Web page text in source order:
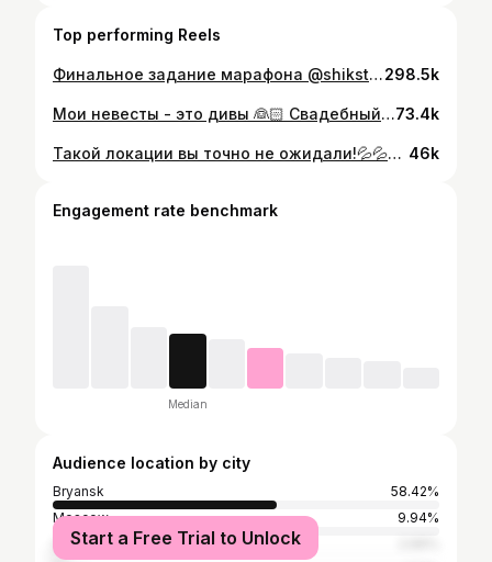
Top performing Reels
Финальное задание марафона @shikstudio 🤍 ОСТОРОЖНО, на видео лимитированный спаркл @shikcosmetics . ✨ Он сразу влюбит вас в себя и заставит купить. Роскошное сияние! Как искры от снега в -20.❄️✨🤣 Универсальный и незаменимый продукт в кейсе любой девушки!Используем не только на глазах, но и в качестве хайлайтера. (Я нанесла и на губы 🤫) Прическа @tata_hairstyle @_kristina_med ❤️ Спасибо моим девочкам за колоссальную поддержку, ваш труд и помощь! Лучшая команда. #shik_marafon298.5k
Мои невесты - это дивы 👰🏻 Свадебный образ в рилс - то, что вы точно от меня не ждали. ✨ Как вам?73.4k
Такой локации вы точно не ожидали!💦💦💦 Я не вдохновлялась образом русалки, просто давно хотела сделать необычный переход с водой. И думаю, у нас получилось! Спасибо @imperia_32 за то, что позволили провернуть нашу авантюру! 💙 @tata_hairstyle за то, что всегда помогаешь мне во всех моих задумках и что крутила локоны до пояса, чтобы потом мы их полностью намочили 🥹🫠💙 @csyhos за красоту, смелость и согласие на мою идею, не умея плавать! 💔💔💔 #визажистбрянск #обучениебрянск #обучениевбрянске #обучениевизажистовбрянск #брянскобучение #брянскобучениевизажу #брянскмакияж #вечерниймакияжбрянск 46k
Engagement rate benchmark
Median
Audience location by city
Bryansk
58.42%
Moscow
9.94%
Saint Petersburg
Start a Free Trial to Unlock